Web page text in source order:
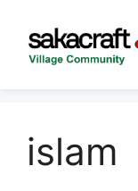
content
islam